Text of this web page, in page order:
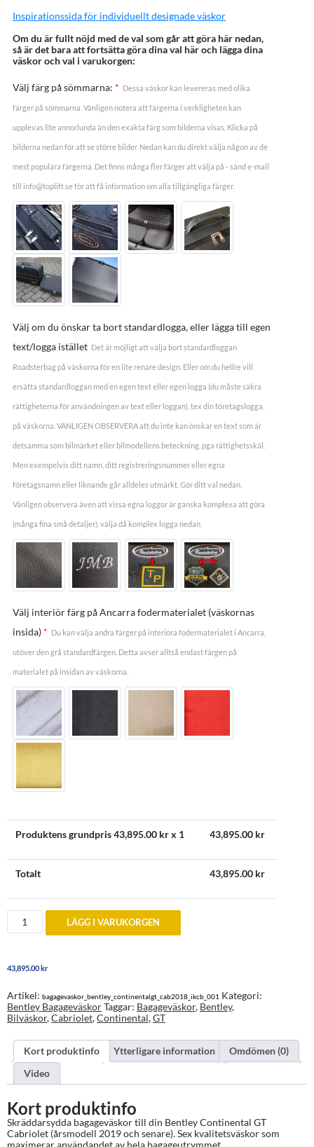
Inspirationssida för individuellt designade väskor
Om du är fullt nöjd med de val som går att göra här nedan,
så är det bara att fortsätta göra dina val här och lägga dina
väskor och val i varukorgen:
Välj färg på sömmarna: * Dessa väskor kan levereras med olika
färger på sömmarna. Vänligen notera att färgerna i verkligheten kan
upplevas lite annorlunda än den exakta färg som bilderna visas. Klicka på
bilderna nedan för att se större bilder. Nedan kan du direkt välja någon av de
mest populära färgerna. Det finns många fler färger att välja på - sänd e-mail
till info@toplift.se för att få information om alla tillgängliga färger.
Välj om du önskar ta bort standardlogga, eller lägga till egen
text/logga istället Det är möjligt att välja bort standardloggan
Roadsterbag på väskorna för en lite renare design. Eller om du hellre vill
ersätta standardloggan med en egen text eller egen logga (du måste säkra
rättigheterna för användningen av text eller loggan), tex din företagslogga,
på väskorna. VÄNLIGEN OBSERVERA att du inte kan önskar en text som är
detsamma som bilmärket eller bilmodellens beteckning, pga rättighetsskäl.
Men exempelvis ditt namn, ditt registreringsnummer eller egna
företagsnamn eller liknande går alldeles utmärkt. Gör ditt val nedan.
Vänligen observera även att vissa egna loggor är ganska komplexa att göra
(många fina små detaljer), välja då komplex logga nedan.
Välj interiör färg på Ancarra fodermaterialet (väskornas
insida) * Du kan välja andra färger på interiöra fodermaterialet i Ancarra,
utöver den grå standardfärgen. Detta avser alltså endast färgen på
materialet på insidan av väskorna.
Produktens grundpris43,895.00 kr x 1 43,895.00 kr
Totalt 43,895.00 kr
Bagageväskor
Bentley
Cabriolet
och
senare
mängd
LÄGG I VARUKORGEN
43,895.00kr
Artikel: bagagevaskor_bentley_continentalgt_cab2018_ikcb_001 Kategori:
Bentley BagageväskorTaggar: Bagageväskor, Bentley,
Bilväskor,Cabriolet,Continental,GT
Kort produktinfo Ytterligare information
Omdömen (0)
Video
Kort produktinfo
Skräddarsydda bagageväskor till din Bentley Continental GT
Cabriolet (årsmodell 2019 och senare). Sex kvalitetsväskor som